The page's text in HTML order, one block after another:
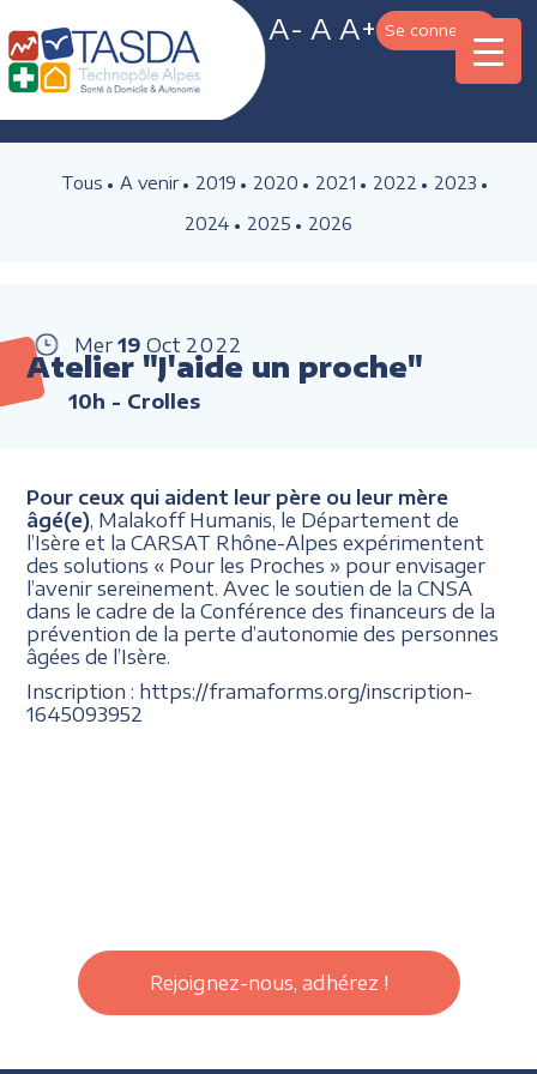
A- A A+ Se connecter
Tous A venir 2019 2020 2021 2022
2023
2024
2025 2026
Mer 19 Oct 2022
Atelier "J'aide un proche"
10h - Crolles
Pour ceux qui aident leur père ou leur mère
âgé(e) , Malakoff Humanis, le Département de
l’Isère et la CARSAT Rhône-Alpes expérimentent
des solutions « Pour les Proches » pour envisager
l’avenir sereinement. Avec le soutien de la CNSA
dans le cadre de la Conférence des financeurs de la
prévention de la perte d’autonomie des personnes
âgées de l’Isère.
Inscription : https://framaforms.org/inscription-
1645093952
Rejoignez-nous, adhérez !